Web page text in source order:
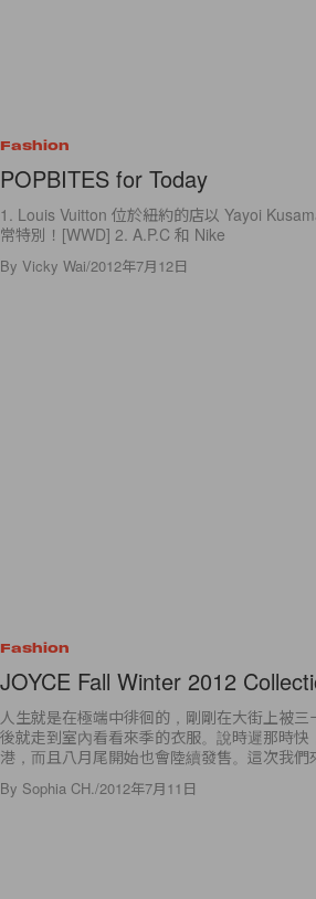
Fashion
POPBITES for Today
1. Louis Vuitton 位於紐約的店以 Yayoi
常特別！[WWD] 2. A.P.C 和 Nike
By Vicky Wai/2012年7月12日
Fashion
JOYCE Fall Winter 2012
人生就是在極端中徘徊的，剛剛在大街上被
後就走到室內看看來季的衣服。說時遲那時
港，而且八月尾開始也會陸續發售。這次我們
By Sophia CH. /2012年7月11日